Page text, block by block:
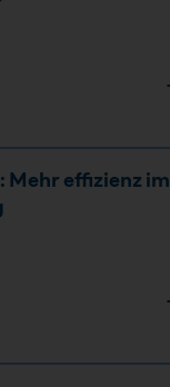
Mehr effizienz im